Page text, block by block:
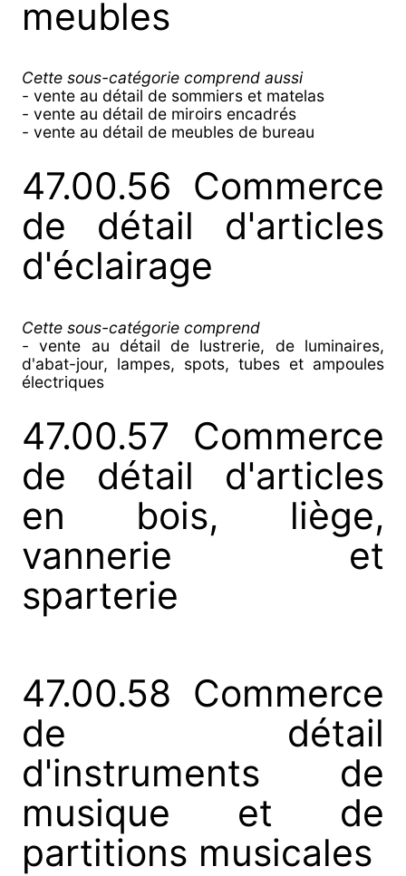
meubles
Cette sous-catégorie comprend aussi
- vente au détail de sommiers et matelas
- vente au détail de miroirs encadrés
- vente au détail de meubles de bureau
47.00.56 Commerce
de détail d'articles
d'éclairage
Cette sous-catégorie comprend
- vente au détail de lustrerie, de luminaires,
d'abat-jour, lampes, spots, tubes et ampoules
électriques
47.00.57 Commerce
de détail d'articles
en bois, liège,
vannerie et
sparterie
47.00.58 Commerce
de détail
d'instruments de
musique et de
partitions musicales